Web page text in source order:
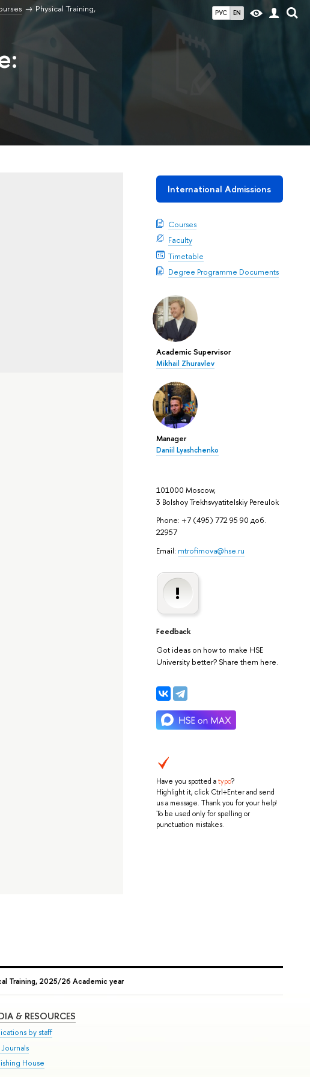
РУС EN
Physical Training,
International Admissions
Courses
Faculty
Timetable
Degree Programme Documents
Academic Supervisor
Mikhail Zhuravlev
Manager
Daniil Lyashchenko
101000 Moscow,
3 Bolshoy Trekhsvyatitelskiy Pereulok
Phone: +7 (495) 772 95 90 доб.
22957
Email: mtrofimova@hse.ru
Feedback
Got ideas on how to make HSE
University better? Share them here.
Have you spotted atypo?
Highlight it, click Ctrl+Enter and send
us a message. Thank you for your help!
To be used only for spelling or
punctuation mistakes.
Training, 2025/26 Academic year
& RESOURCES
by staff
Journals
House